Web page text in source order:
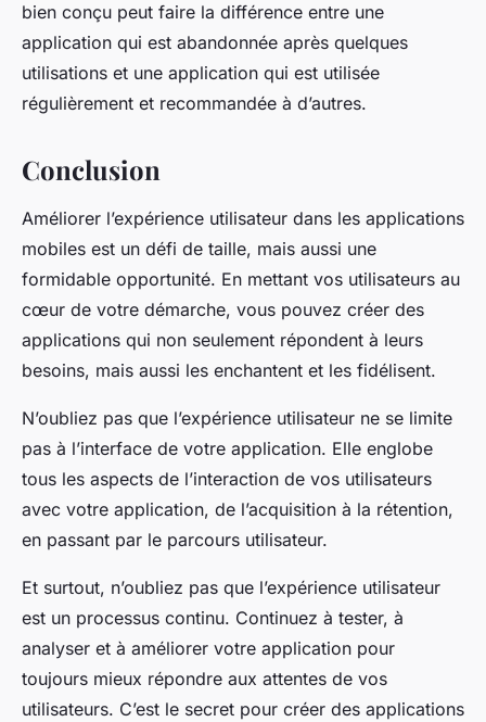
bien conçu peut faire la différence entre une
application qui est abandonnée après quelques
utilisations et une application qui est utilisée
régulièrement et recommandée à d’autres.
Conclusion
Améliorer l’expérience utilisateur dans les applications
mobiles est un défi de taille, mais aussi une
formidable opportunité. En mettant vos utilisateurs au
cœur de votre démarche, vous pouvez créer des
applications qui non seulement répondent à leurs
besoins, mais aussi les enchantent et les fidélisent.
N’oubliez pas que l’expérience utilisateur ne se limite
pas à l’interface de votre application. Elle englobe
tous les aspects de l’interaction de vos utilisateurs
avec votre application, de l’acquisition à la rétention,
en passant par le parcours utilisateur.
Et surtout, n’oubliez pas que l’expérience utilisateur
est un processus continu. Continuez à tester, à
analyser et à améliorer votre application pour
toujours mieux répondre aux attentes de vos
utilisateurs. C’est le secret pour créer des applications